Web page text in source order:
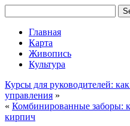
Главная
Карта
Живопись
Культура
Курсы для руководителей:
управления »
« Комбинированные заборы:
кирпич